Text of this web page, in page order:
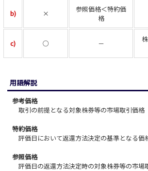
b) ×
参照価格＜特約価
格
c) ○ －
用語解説
参考価格
取引の前提となる対象株券等の市場取引価格
特約価格
評価日において返還方法決定の基準となる価
参照価格
評価日の返還方法決定時の対象株券等の市場